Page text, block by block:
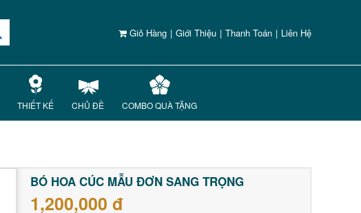
Giỏ Hàng | Giới Thiệu | Thanh Toán | Liên Hệ
THIẾT KẾ CHỦ ĐỀ COMBO QUÀ TẶNG
BÓ HOA CÚC MẪU ĐƠN SANG TRỌNG
1,200,000 đ